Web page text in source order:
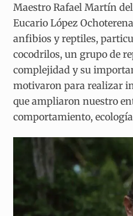
Maestro Rafael Martín
Eucario López
anfibios y reptiles,
cocodrilos, un grupo de
complejidad y su
motivaron para realizar
que ampliaron nuestro
comportamiento,